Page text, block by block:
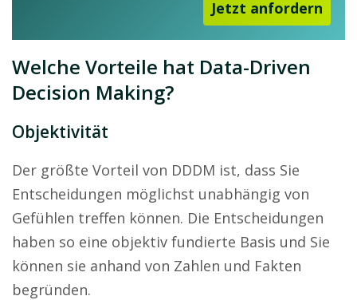
Jetzt anfordern
Welche Vorteile hat Data-Driven
Decision Making?
Objektivität
Der größte Vorteil von DDDM ist, dass Sie
Entscheidungen möglichst unabhängig von
Gefühlen treffen können. Die Entscheidungen
haben so eine objektiv fundierte Basis und Sie
können sie anhand von Zahlen und Fakten
begründen.